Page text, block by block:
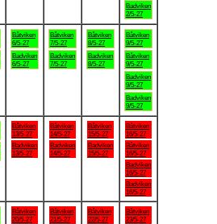
Badviken
2/5-27
Båtviken
6/5-27
Badviken
6/5-27
Båtviken
7/5-27
Badviken
7/5-27
Båtviken
8/5-27
Badviken
8/5-27
Båtviken
9/5-27
Båtviken
9/5-27
Badviken
9/5-27
Badviken
9/5-27
Båtviken
13/5-27
Badviken
13/5-27
Båtviken
14/5-27
Badviken
14/5-27
Båtviken
15/5-27
Badviken
15/5-27
Båtviken
16/5-27
Båtviken
16/5-27
Badviken
16/5-27
Badviken
16/5-27
Båtviken
20/5-27
Båtviken
21/5-27
Båtviken
22/5-27
Båtviken
23/5-27